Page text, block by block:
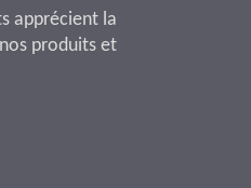
apprécient la
produits et